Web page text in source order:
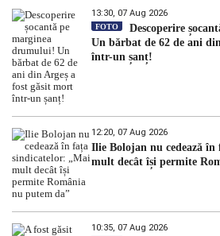
13:30, 07 Aug 2026
FOTO
Descoperire
Un bărbat de 62 de ani
într-un șanț!
12:20, 07 Aug 2026
Ilie Bolojan nu cedează
mult decât își permite
10:35, 07 Aug 2026